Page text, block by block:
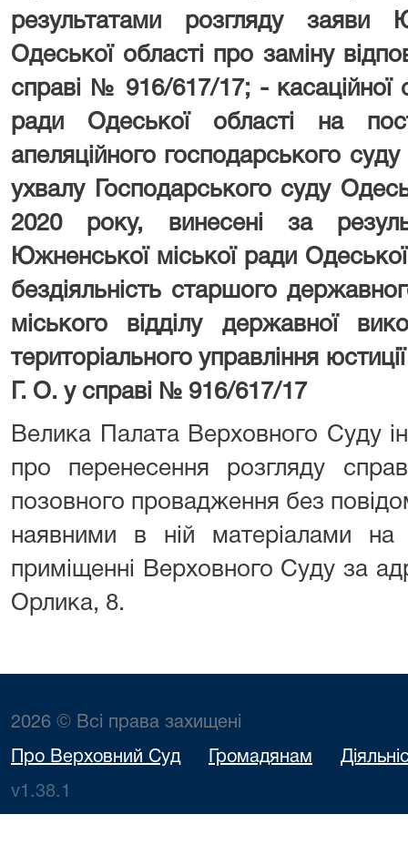
результатами розгляду заяви
Одеської області про заміну
справі № 916/617/17; - касаційної
ради Одеської області на
апеляційного господарського
ухвалу Господарського суду
2020 року, винесені за
Южненської міської ради Одеської
бездіяльність старшого
міського відділу державної
територіального управління
Г. О. у справі № 916/617/17
Велика Палата Верховного Суду
про перенесення розгляду
позовного провадження без
наявними в ній матеріалами
приміщенні Верховного Суду за
Орлика, 8.
2026 © Всі права захищені
Про Верховний Суд Громадянам
v1.38.1